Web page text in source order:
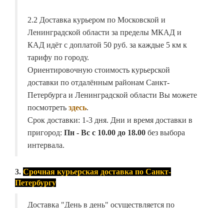
2.2 Доставка курьером по Московской и
Ленинградской области за пределы МКАД и
КАД идёт с доплатой 50 руб. за каждые 5 км к
тарифу по городу.
Ориентировочную стоимость курьерской
доставки по отдалённым районам Санкт-
Петербурга и Ленинградской области Вы можете
посмотреть здесь.
Срок доставки: 1-3 дня. Дни и время доставки в
пригород: Пн - Вс с 10.00 до 18.00 без выбора
интервала.
3. Срочная курьерская доставка по Санкт-
Петербургу
Доставка "День в день" осуществляется по